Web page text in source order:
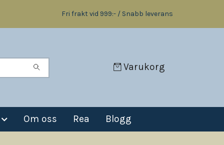
Fri frakt vid 999:- / Snabb leverans
Varukorg
Om oss Rea Blogg